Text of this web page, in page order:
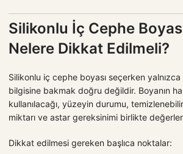
Silikonlu İç Cephe
Nelere Dikkat Edilmeli?
Silikonlu iç cephe boyası seçerken
bilgisine bakmak doğru değildir. Boyanın
kullanılacağı, yüzeyin durumu,
miktarı ve astar gereksinimi birlikte
Dikkat edilmesi gereken başlıca noktalar: